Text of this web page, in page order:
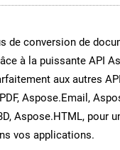
de conversion de
à la puissante API
aux autres
Aspose.Email,
Aspose.HTML, pour
vos applications.